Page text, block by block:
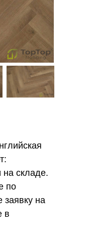
на складе.
по
заявку на
в